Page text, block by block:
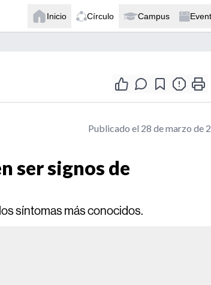
Inicio Círculo Campus
Publicado el 28 de marzo de
ser signos de
síntomas más conocidos.